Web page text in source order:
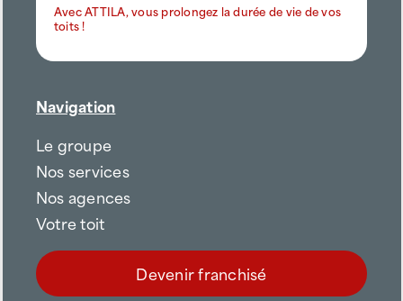
Avec ATTILA, vous prolongez la durée de vie de vos
toits !
Navigation
Le groupe
Nos services
Nos agences
Votre toit
Devenir franchisé